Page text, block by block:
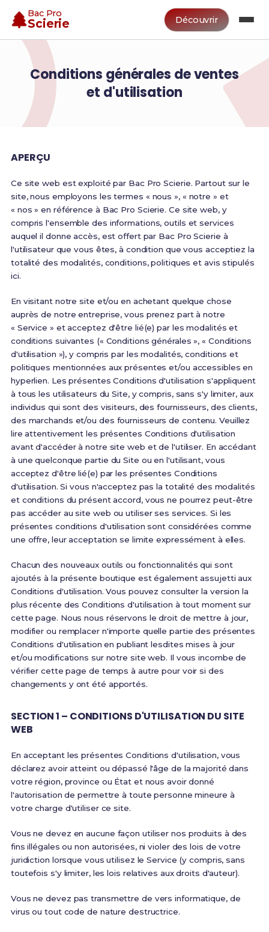
Bac Pro
Scierie Découvrir
Conditions générales de ventes
et d'utilisation
APERÇU
Ce site web est exploité par Bac Pro Scierie. Partout sur le
site, nous employons les termes « nous », « notre » et
« nos » en référence à Bac Pro Scierie. Ce site web, y
compris l'ensemble des informations, outils et services
auquel il donne accès, est offert par Bac Pro Scierie à
l'utilisateur que vous êtes, à condition que vous acceptiez la
totalité des modalités, conditions, politiques et avis stipulés
ici.
En visitant notre site et/ou en achetant quelque chose
auprès de notre entreprise, vous prenez part à notre
« Service » et acceptez d'être lié(e) par les modalités et
conditions suivantes (« Conditions générales », « Conditions
d'utilisation »), y compris par les modalités, conditions et
politiques mentionnées aux présentes et/ou accessibles en
hyperlien. Les présentes Conditions d'utilisation s'appliquent
à tous les utilisateurs du Site, y compris, sans s'y limiter, aux
individus qui sont des visiteurs, des fournisseurs, des clients,
des marchands et/ou des fournisseurs de contenu. Veuillez
lire attentivement les présentes Conditions d'utilisation
avant d'accéder à notre site web et de l'utiliser. En accédant
à une quelconque partie du Site ou en l'utilisant, vous
acceptez d'être lié(e) par les présentes Conditions
d'utilisation. Si vous n'acceptez pas la totalité des modalités
et conditions du présent accord, vous ne pourrez peut-être
pas accéder au site web ou utiliser ses services. Si les
présentes conditions d'utilisation sont considérées comme
une offre, leur acceptation se limite expressément à elles.
Chacun des nouveaux outils ou fonctionnalités qui sont
ajoutés à la présente boutique est également assujetti aux
Conditions d'utilisation. Vous pouvez consulter la version la
plus récente des Conditions d'utilisation à tout moment sur
cette page. Nous nous réservons le droit de mettre à jour,
modifier ou remplacer n'importe quelle partie des présentes
Conditions d'utilisation en publiant lesdites mises à jour
et/ou modifications sur notre site web. Il vous incombe de
vérifier cette page de temps à autre pour voir si des
changements y ont été apportés.
SECTION 1 – CONDITIONS D'UTILISATION DU SITE
WEB
En acceptant les présentes Conditions d'utilisation, vous
déclarez avoir atteint ou dépassé l'âge de la majorité dans
votre région, province ou État et nous avoir donné
l'autorisation de permettre à toute personne mineure à
votre charge d'utiliser ce site.
Vous ne devez en aucune façon utiliser nos produits à des
fins illégales ou non autorisées, ni violer des lois de votre
juridiction lorsque vous utilisez le Service (y compris, sans
toutefois s'y limiter, les lois relatives aux droits d'auteur).
Vous ne devez pas transmettre de vers informatique, de
virus ou tout code de nature destructrice.